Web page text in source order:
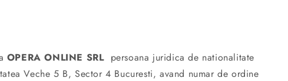
OPERA ONLINE SRLpersoana juridica de nationalitate
Veche 5 B, Sector 4 Bucuresti, avand numar de ordine